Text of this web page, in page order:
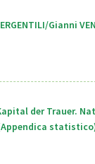
Gianni
der Trauer.